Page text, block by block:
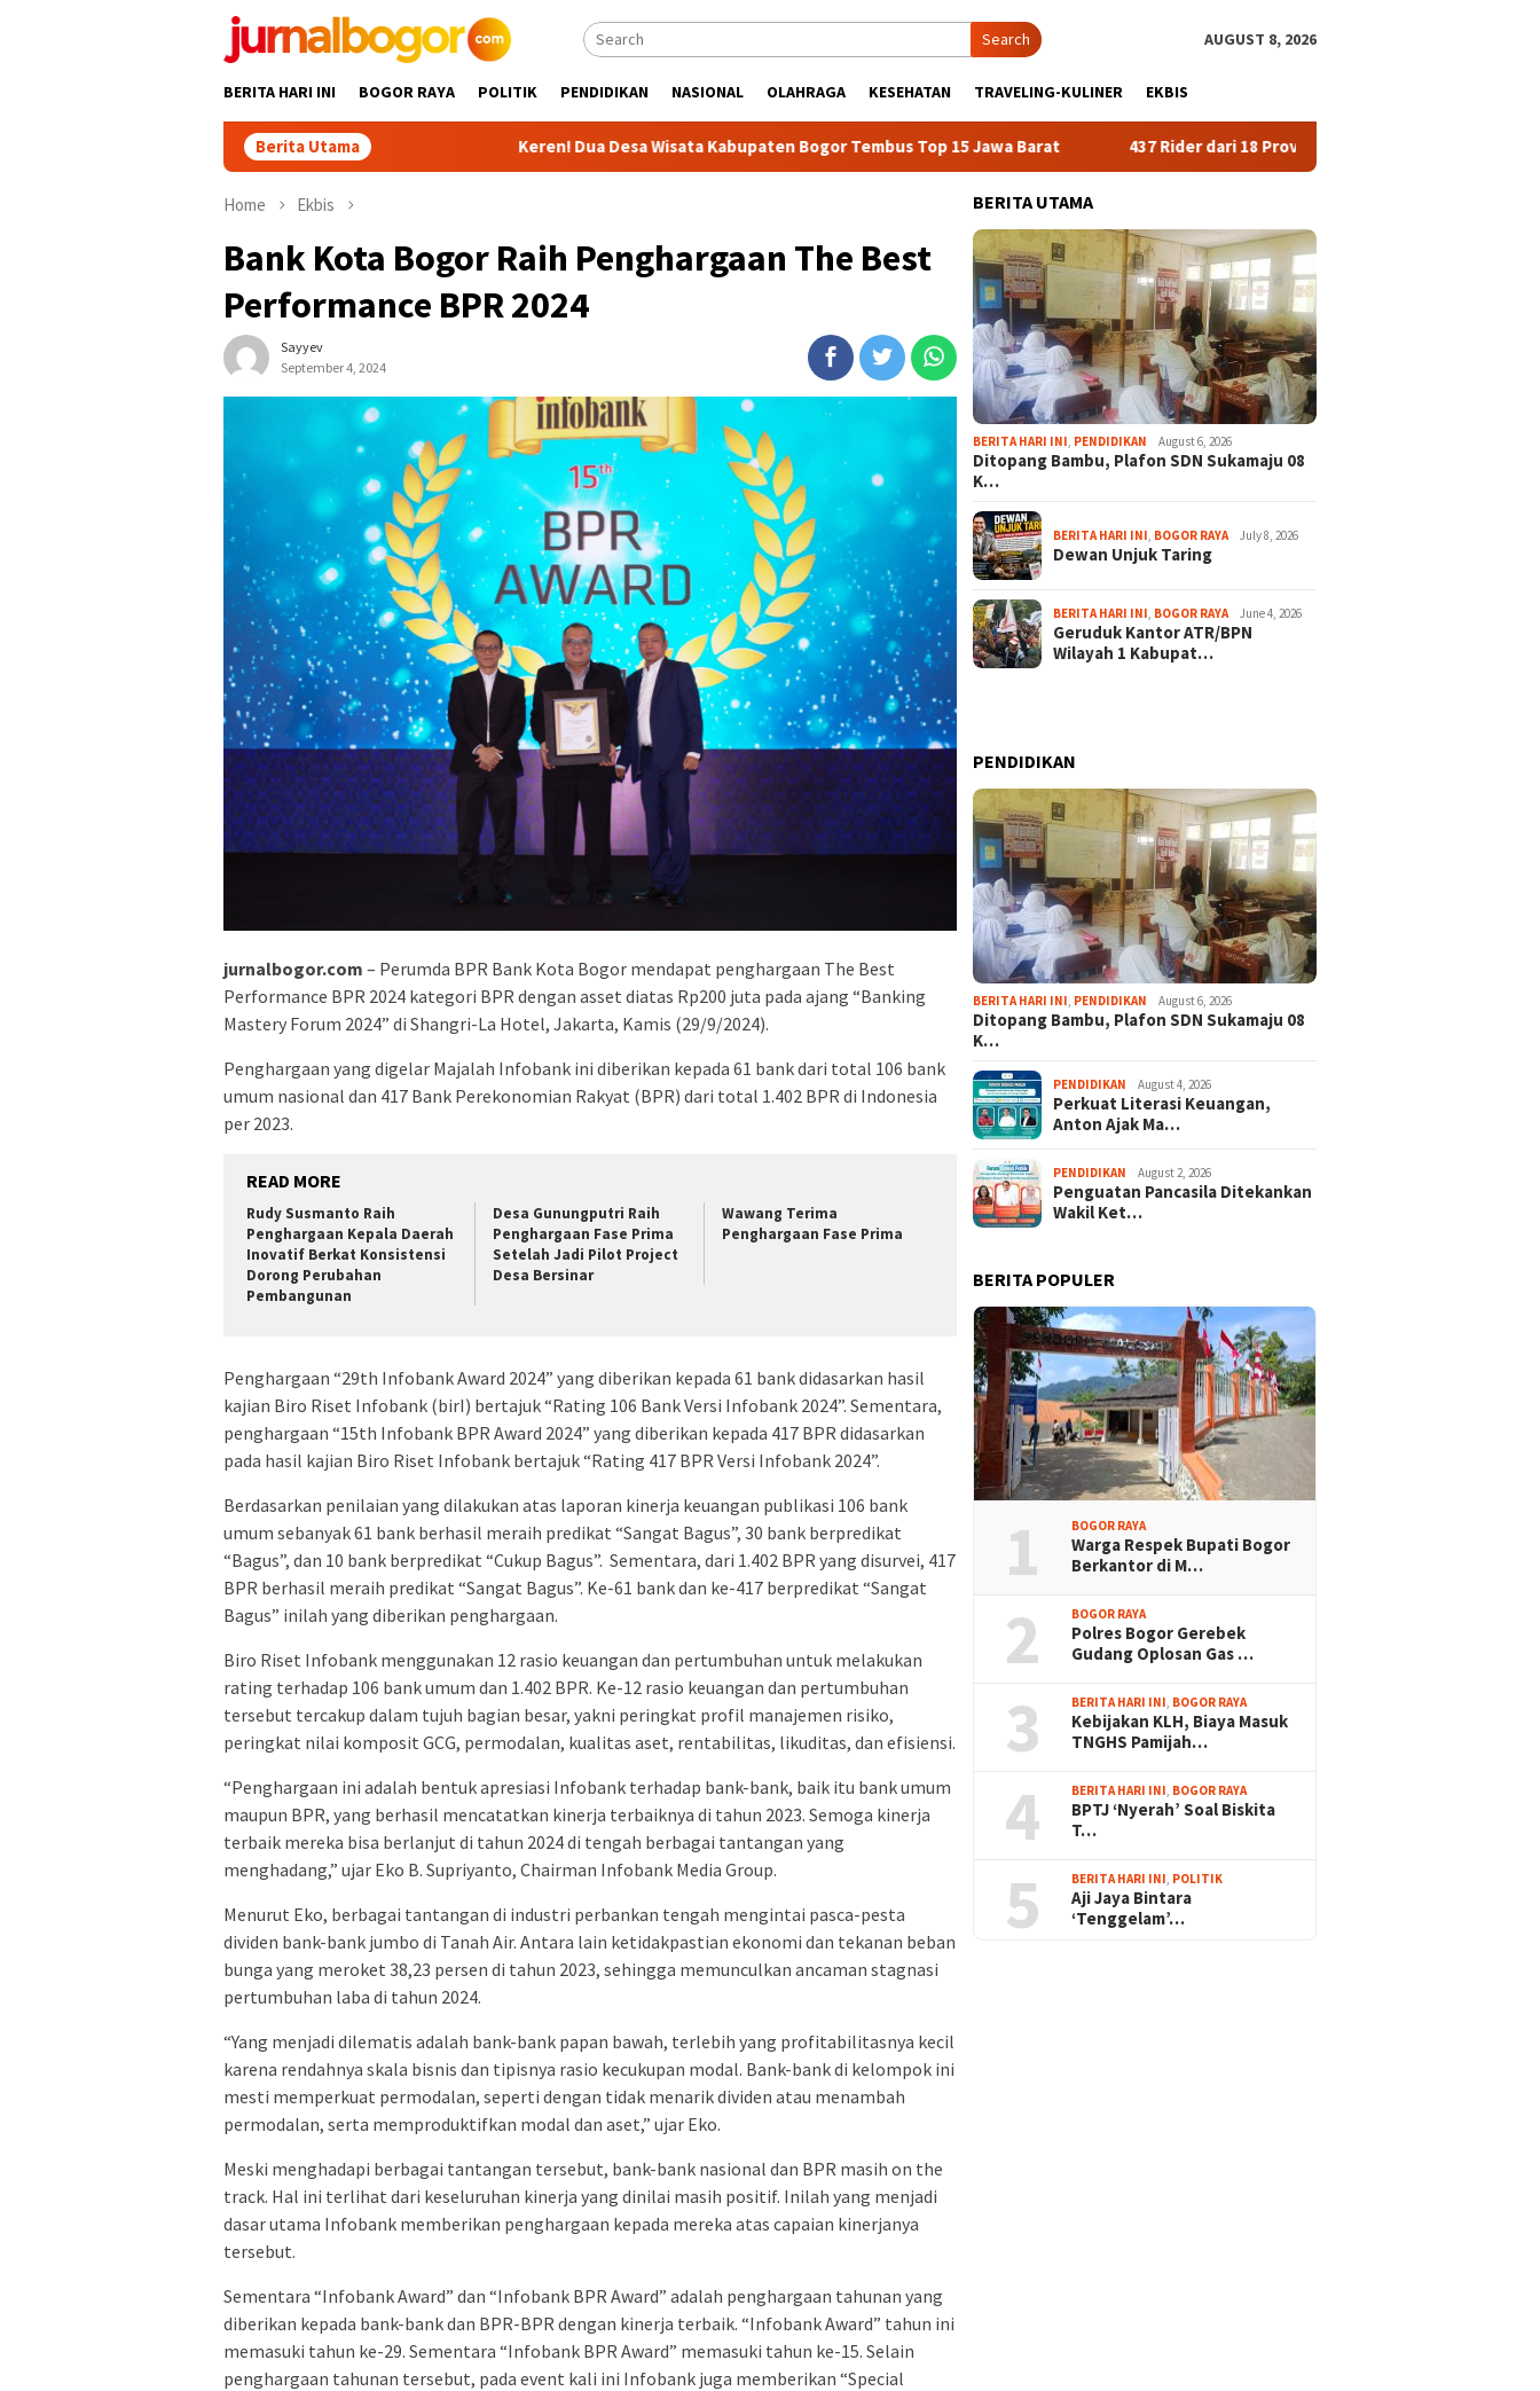
Search AUGUST 8, 2026
BERITA HARI INI BOGOR RAYA POLITIK PENDIDIKAN NASIONAL OLAHRAGA KESEHATAN TRAVELING-KULINER EKBIS
Berita UtamaKeren! Dua Desa Wisata Kabupaten Bogor Tembus Top 15 Jawa Barat 437 Rider dari 18 Provinsi Ramaikan Bupati Cup 2026 Tour Malasari
Home Ekbis
Bank Kota Bogor Raih Penghargaan The Best
Performance BPR 2024
Sayyev
September 4, 2024
jurnalbogor.com – Perumda BPR Bank Kota Bogor mendapat penghargaan The Best
Performance BPR 2024 kategori BPR dengan asset diatas Rp200 juta pada ajang “Banking
Mastery Forum 2024” di Shangri-La Hotel, Jakarta, Kamis (29/9/2024).
Penghargaan yang digelar Majalah Infobank ini diberikan kepada 61 bank dari total 106 bank
umum nasional dan 417 Bank Perekonomian Rakyat (BPR) dari total 1.402 BPR di Indonesia
per 2023.
READ MORE
Rudy Susmanto Raih
Penghargaan Kepala Daerah
Inovatif Berkat Konsistensi
Dorong Perubahan
Pembangunan
Desa Gunungputri Raih
Penghargaan Fase Prima
Setelah Jadi Pilot Project
Desa Bersinar
Wawang Terima
Penghargaan Fase Prima
Penghargaan “29th Infobank Award 2024” yang diberikan kepada 61 bank didasarkan hasil
kajian Biro Riset Infobank (birI) bertajuk “Rating 106 Bank Versi Infobank 2024”. Sementara,
penghargaan “15th Infobank BPR Award 2024” yang diberikan kepada 417 BPR didasarkan
pada hasil kajian Biro Riset Infobank bertajuk “Rating 417 BPR Versi Infobank 2024”.
Berdasarkan penilaian yang dilakukan atas laporan kinerja keuangan publikasi 106 bank
umum sebanyak 61 bank berhasil meraih predikat “Sangat Bagus”, 30 bank berpredikat
“Bagus”, dan 10 bank berpredikat “Cukup Bagus”. Sementara, dari 1.402 BPR yang disurvei, 417
BPR berhasil meraih predikat “Sangat Bagus”. Ke-61 bank dan ke-417 berpredikat “Sangat
Bagus” inilah yang diberikan penghargaan.
Biro Riset Infobank menggunakan 12 rasio keuangan dan pertumbuhan untuk melakukan
rating terhadap 106 bank umum dan 1.402 BPR. Ke-12 rasio keuangan dan pertumbuhan
tersebut tercakup dalam tujuh bagian besar, yakni peringkat profil manajemen risiko,
peringkat nilai komposit GCG, permodalan, kualitas aset, rentabilitas, likuditas, dan efisiensi.
“Penghargaan ini adalah bentuk apresiasi Infobank terhadap bank-bank, baik itu bank umum
maupun BPR, yang berhasil mencatatkan kinerja terbaiknya di tahun 2023. Semoga kinerja
terbaik mereka bisa berlanjut di tahun 2024 di tengah berbagai tantangan yang
menghadang,” ujar Eko B. Supriyanto, Chairman Infobank Media Group.
Menurut Eko, berbagai tantangan di industri perbankan tengah mengintai pasca-pesta
dividen bank-bank jumbo di Tanah Air. Antara lain ketidakpastian ekonomi dan tekanan beban
bunga yang meroket 38,23 persen di tahun 2023, sehingga memunculkan ancaman stagnasi
pertumbuhan laba di tahun 2024.
“Yang menjadi dilematis adalah bank-bank papan bawah, terlebih yang profitabilitasnya kecil
karena rendahnya skala bisnis dan tipisnya rasio kecukupan modal. Bank-bank di kelompok ini
mesti memperkuat permodalan, seperti dengan tidak menarik dividen atau menambah
permodalan, serta memproduktifkan modal dan aset,” ujar Eko.
Meski menghadapi berbagai tantangan tersebut, bank-bank nasional dan BPR masih on the
track. Hal ini terlihat dari keseluruhan kinerja yang dinilai masih positif. Inilah yang menjadi
dasar utama Infobank memberikan penghargaan kepada mereka atas capaian kinerjanya
tersebut.
Sementara “Infobank Award” dan “Infobank BPR Award” adalah penghargaan tahunan yang
diberikan kepada bank-bank dan BPR-BPR dengan kinerja terbaik. “Infobank Award” tahun ini
memasuki tahun ke-29. Sementara “Infobank BPR Award” memasuki tahun ke-15. Selain
penghargaan tahunan tersebut, pada event kali ini Infobank juga memberikan “Special
BERITA UTAMA
BERITA HARI INI PENDIDIKAN August 6, 2026
Ditopang Bambu, Plafon SDN Sukamaju 08
K…
BERITA HARI INI BOGOR RAYA July 8, 2026
Dewan Unjuk Taring
BERITA HARI INI BOGOR RAYA June 4, 2026
Geruduk Kantor ATR/BPN
Wilayah 1 Kabupat…
PENDIDIKAN
BERITA HARI INI PENDIDIKAN August 6, 2026
Ditopang Bambu, Plafon SDN Sukamaju 08
K…
PENDIDIKAN August 4, 2026
Perkuat Literasi Keuangan,
Anton Ajak Ma…
PENDIDIKAN August 2, 2026
Penguatan Pancasila Ditekankan
Wakil Ket…
BERITA POPULER
1 BOGOR RAYA
Warga Respek Bupati Bogor
Berkantor di M…
2 BOGOR RAYA
Polres Bogor Gerebek
Gudang Oplosan Gas …
3 BERITA HARI INI, BOGOR RAYA
Kebijakan KLH, Biaya Masuk
TNGHS Pamijah…
4 BERITA HARI INI, BOGOR RAYA
BPTJ ‘Nyerah’ Soal Biskita
T…
5 BERITA HARI INI, POLITIK
Aji Jaya Bintara
‘Tenggelam’…